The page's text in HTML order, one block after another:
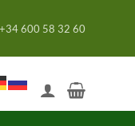
+34 600 58 32 60